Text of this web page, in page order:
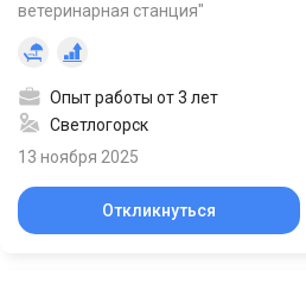
ветеринарная станция"
Опыт работы от 3 лет
Светлогорск
13 ноября 2025
Откликнуться